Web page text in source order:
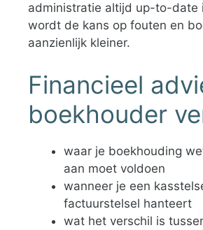
administratie altijd up-to-date
wordt de kans op fouten en
aanzienlijk kleiner.
Financieel
boekhouder
waar je boekhouding
aan moet voldoen
wanneer je een
factuurstelsel hanteert
wat het verschil is